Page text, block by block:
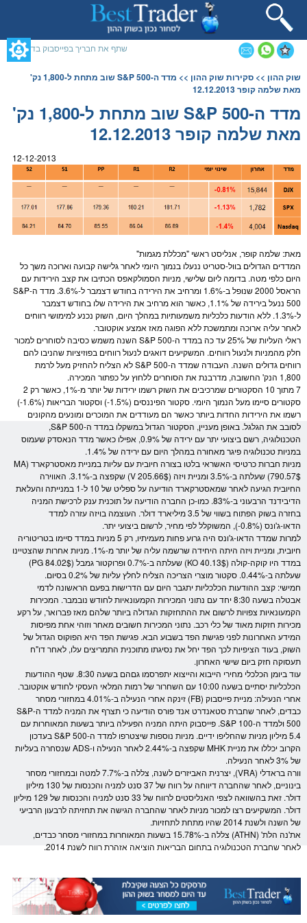
אינטרנט,
לחץ
שתף את חבריך בפייסבוק בדף זה
המרכזי,
באפשרותך
אנטר
כדי
לדלג
הבא
שוק ההון >> סקירות שוק ההון
>> מדד ה-S&P 500 שוב מתחת ל-1,800 נק'
מאת שלמה קופר 12.12.2013
מדד ה-S&P 500 שוב מתחת ל-1,800 נק'
מאת שלמה קופר 12.12.2013
12-12-2013
מאת: שלמה קופר, אנליסט ראשי "מכללתמגמות"
המדדים הגדולים בוול-סטריט ננעלו בנמוך היומי לאחר גלישה קבועה וארוכה משך כל
היום כלפי מטה. בדומה ליום שלישי, מניותהסמולקאפס הכתיבו את קצב הירידות עם
הראסל 2000 שנופל ב-1.6% ומרחיב את הירידה בחודש דצמבר ל-3.6%. מדד ה-
S&P
500
ננעל בירידה של 1.1%, כאשר הוא מרחיב את הירידה שלו בחודש דצמבר
ל-1.3%. ללא הודעות כלכליות משמעותיות במהלך היום, השוק נכנע למימושי רווחים
לאחר עליה ארוכה ומתמשכת ללא הפוגה מאז אמצע אוקטובר.
ראלי העליות של 25% עד כה במדד ה-
S&P 500השנה משמש כסיבה לסוחרים למכור
חלק מהמניותולנעול רווחים. המשקיעים דואגים לנעול רווחים בפוזיציות שהניבו להם
רווחים גדולים השנה. העבודה שמדד ה-S&P 500לא הצליח להחזיק מעל לרמת
1,800 הנק' החשובה, מדרבנת את הסוחרים ללחוץ על כפתור המכירה.
7 מתוך 10 הסקטורים שמרכיבים את השוק רשמו ירידות של יותר מ-1%, כאשר רק 2
סקטורים סיימו מעל הנמוך היומי. סקטור הפיננסים (1.5%-) וסקטור הבריאות (1.6%-)
רשמו את הירידות החדות ביותר כאשר הם מעודדים את המוכרים ומונעים מהקונים
לסובב את הגלגל. באופן מעניין, הסקטור הגדול במשקלו במדד ה-S&P 500
,
הטכנולוגיה, רשם ביצועי יתר עם ירידה של 0.9%, אפילו כאשר מדד הנאסדק שעמוס
במניותטכנולוגיה פיגר מאחורה במהלך היום עם ירידה של 1.4%.
מניות
חברות כרטיסי האשראי בלטו בצורה חיובית עם עליות במניית מאסטרקארד (MA
790.57$) שעלתה ב-3.5% ומניית ויזה (V 205.66$) שקפצה ב-3.1%. האווירה
החיובית הגיעה לאחר שמאסטרקארד הודיעה על ספליט של 10 ל-1 במנייתה והעלאת
הדיבידנד הרבעוני ב-83%. כמו-כן החברה הודיעה על תוכנית ענק לרכישת ה
מניה
בחזרה בשוק הפתוח בשווי של 3.5 מיליארד
דולר. העוצמה בויזה עזרה למדד
הדאו-ג'ונס (0.8%-), המשוקלל לפי מחיר, לרשום ביצועי יתר.
למרות שמדד הדאו-ג'ונס היה גרוע פחות מעמיתיו, רק 5
מניותבמדד סיימו בטריטוריה
חיובית, ומניית ויזה היתה היחידה שרשמה עליה של יותר מ-1%.
מניותאחרות שהצטיינו
במדד היו קוקה-קולה (KO 40.13$) שעלתה ב-0.7% ופרוקטור גמבל (PG 84.02$)
שעלתה ב-0.44%. סקטור מוצרי הצריכה הצליח לחלץ עליות של 0.2% בסיום.
חמישי: קצב ההודעות הכלכליות יתגבר היום עם הדרישות בפעם הראשונה לדמי
אבטלה בשעה 8:30 יחד עם נתוני המכירות הקמעונאיות לחודש נובמבר. המכירות
הקמעונאיות צפויות לרשום את ההתחזקות הגדולה ביותר שלהם מאז פברואר, על רקע
מכירות חזקות מאוד של כלי רכב. נתוני המכירות חשובים מאחר וזוהי אחת מפיסות
המידע האחרונות לפני פגישת הפד בשבוע הבא. פגישת הפד היא הפוקוס הגדול של
השוק, בעוד הציפיות לכך הפד יחל את נסיגתו מתוכנית התמריצים עלו, לאחר דו"ח
תעסוקה חזק ביום שישי האחרון.
עוד ביומן הכלכלי מחירי הייבוא והייצוא יתפרסמו גםהם בשעה 8:30. שטף ההודעות
הכלכליות יסתיים בשעה 10:00 עם השחרור של רמות המלאי העסקי לחודש אוקטובר.
אחרי הנעילה: מניית פייסבוק (FB) זינקה אחרי הנעילה ב-4.01% במחזורי
מסחר
כבדים, לאחר שחברת סטאנדרט אנד פורס הודיעה כי תצרף את המניהלמדד ה-S&P
500ולמדד ה-S&P 100. פייסבוק היתה ה מניההפעילה ביותר בשעות המאוחרות עם
5.4 מיליון
מניותשהחליפו ידיים. מניותנוספות שיצטרפו למדד ה-S&P 500בעדכון
הקרוב יכללו את מניית MHK שקפצה ב-2.44% לאחר הנעילה ו-ADS שנסחרה בעליות
של 3% לאחר הנעילה.
וורה בראדלי (VRA), יצרנית האביזרים לשנה, צללה ב-7.7% למטה ובמחזורי
מסחר
בינוניים, לאחר שהחברה דיווחה על רווח של 37 סנט ל
מניהוהכנסות של 130 מיליון
דולר. זאת בהשוואה לצפי האנליסטים לרווח של 33 סנט ל מניהוהכנסות של 129 מיליון
דולר. המשקיעים רצו למכורמניותלאחר שהחברה הגישה את תחזיתה לרבעון הרביעי
של השנה ולשנת 2014 שהיו מתחת לתחזיות.
את'נה הלת' (ATHN) צללה ב-15.78% בשעות המאוחרות במחזורי
מסחרכבדים,
לאחר שחברת הטכנולוגיה בתחום הבריאות הוציאה אזהרת רווח לשנת 2014.